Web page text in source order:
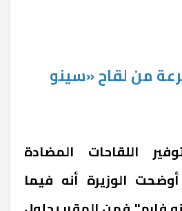
من لقاح «سينو
اللقاحات المضادة
الوزيرة أنه فيما